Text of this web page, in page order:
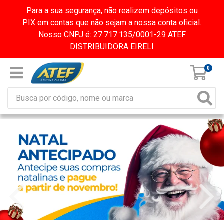
Para a sua segurança, não realizem depósitos ou
PIX em contas que não sejam a nossa conta oficial.
Nosso CNPJ é: 27.717.135/0001-29 ATEF
DISTRIBUIDORA EIRELI
0